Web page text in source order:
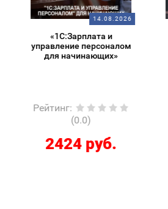
14.08.2026
«1С:Зарплата и
управление персоналом
для начинающих»
Рейтинг:
(0.0)
2424 руб.